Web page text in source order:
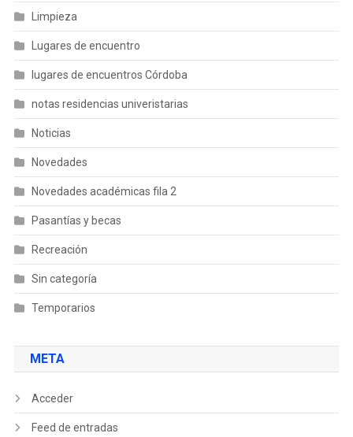
Limpieza
Lugares de encuentro
lugares de encuentros Córdoba
notas residencias univeristarias
Noticias
Novedades
Novedades académicas fila 2
Pasantías y becas
Recreación
Sin categoría
Temporarios
META
Acceder
Feed de entradas